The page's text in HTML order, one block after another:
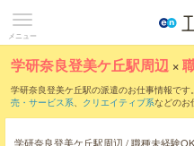
メニュー
学研奈良登美ケ丘駅周辺 ×
学研奈良登美ケ丘駅の派遣のお仕事情報です。
売・サービス系、 クリエイティブ系などのお
学研奈良登美ケ丘駅周辺 / 職種未経験OK